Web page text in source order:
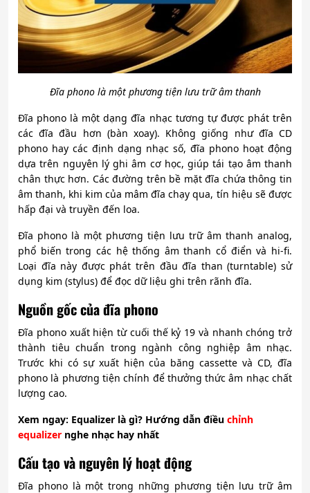
Đĩa phono là một phương tiện lưu trữ âm thanh
Đĩa phono là một dạng đĩa nhạc tương tự được phát trên
các đĩa đầu hơn (bàn xoay). Không giống như đĩa CD
phono hay các định dạng nhạc số, đĩa phono hoạt động
dựa trên nguyên lý ghi âm cơ học, giúp tái tạo âm thanh
chân thực hơn. Các đường trên bề mặt đĩa chứa thông tin
âm thanh, khi kim của mâm đĩa chạy qua, tín hiệu sẽ được
hấp đại và truyền đến loa.
Đĩa phono là một phương tiện lưu trữ âm thanh analog,
phổ biến trong các hệ thống âm thanh cổ điển và hi-fi.
Loại đĩa này được phát trên đầu đĩa than (turntable) sử
dụng kim (stylus) để đọc dữ liệu ghi trên rãnh đĩa.
Nguồn gốc của đĩa phono
Đĩa phono xuất hiện từ cuối thế kỷ 19 và nhanh chóng trở
thành tiêu chuẩn trong ngành công nghiệp âm nhạc.
Trước khi có sự xuất hiện của băng cassette và CD, đĩa
phono là phương tiện chính để thưởng thức âm nhạc chất
lượng cao.
Xem ngay: Equalizer là gì? Hướng dẫn điều chỉnh
equalizer nghe nhạc hay nhất
Cấu tạo và nguyên lý hoạt động
Đĩa phono là một trong những phương tiện lưu trữ âm